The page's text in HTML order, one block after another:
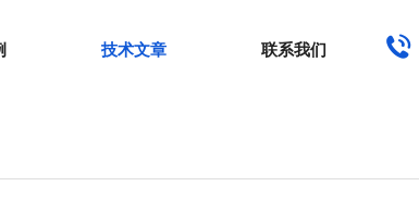
技术文章 联系我们